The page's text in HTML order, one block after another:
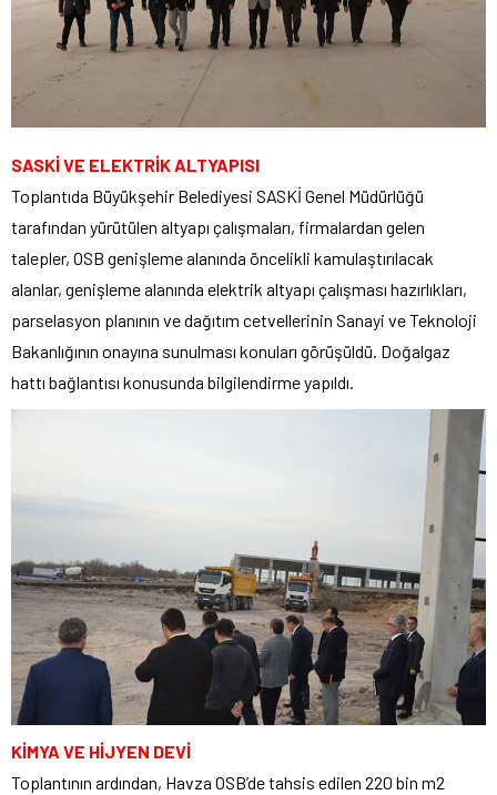
SASKİ VE ELEKTRİK ALTYAPISI
Toplantıda Büyükşehir Belediyesi SASKİ Genel Müdürlüğü
tarafından yürütülen altyapı çalışmaları, firmalardan gelen
talepler, OSB genişleme alanında öncelikli kamulaştırılacak
alanlar, genişleme alanında elektrik altyapı çalışması hazırlıkları,
parselasyon planının ve dağıtım cetvellerinin Sanayi ve Teknoloji
Bakanlığının onayına sunulması konuları görüşüldü. Doğalgaz
hattı bağlantısı konusunda bilgilendirme yapıldı.
KİMYA VE HİJYEN DEVİ
Toplantının ardından, Havza OSB’de tahsis edilen 220 bin m2